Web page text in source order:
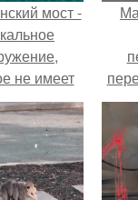
мост -
не имеет
в мире.